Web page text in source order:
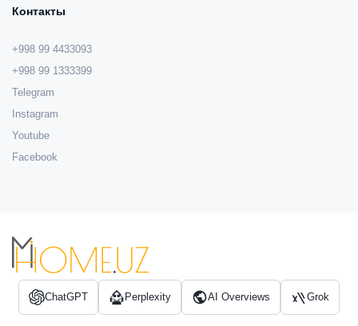
Контакты
+998 99 4433093
+998 99 1333399
Telegram
Instagram
Youtube
Facebook
ChatGPT Perplexity AI Overviews Grok